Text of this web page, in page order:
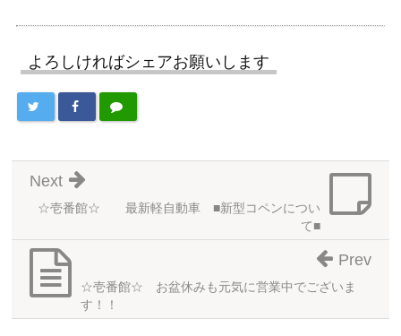
よろしければシェアお願いします
☆壱番館☆ 最新軽自動車 ■新型コペンについ
て■
Next
☆壱番館☆ お盆休みも元気に営業中でございま
す！！
Prev